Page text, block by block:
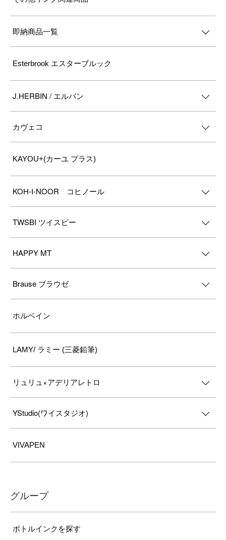
即納商品一覧
Esterbrook エスターブルック
J.HERBIN / エルバン
カヴェコ
KAYOU+(カーユ プラス)
KOH-I-NOOR コヒノール
TWSBI ツイスビー
HAPPY MT
Brause ブラウゼ
ホルベイン
LAMY/ ラミー (三菱鉛筆)
リュリュ×アデリアレトロ
YStudio(ワイスタジオ)
VIVAPEN
グループ
ボトルインクを探す